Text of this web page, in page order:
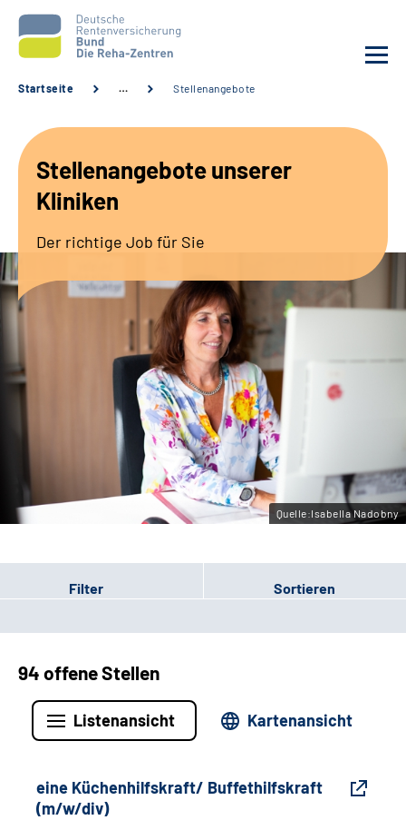
Unsere Kliniken
Sozialdienste & Zuweisende
Erweiterte Suche
Gebärdensprache
Leichte Sprache
Startseite … Stellenangebote
Stellenangebote unserer
Kliniken
Der richtige Job für Sie
Quelle:Isabella Nadobny
Filter Sortieren
94 offene Stellen
Listenansicht Kartenansicht
eine Küchenhilfskraft/ Buffethilfskraft
(m/w/div)